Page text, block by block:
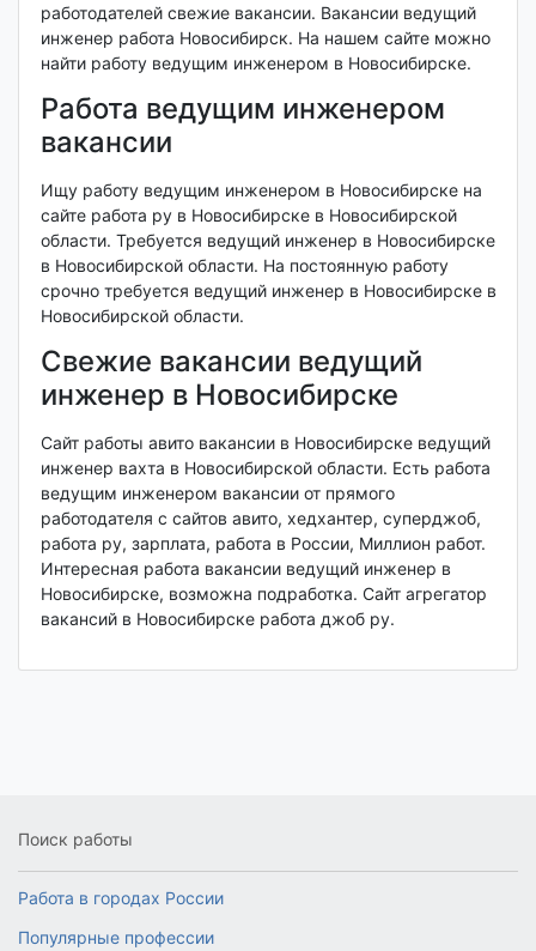
работодателей свежие вакансии. Вакансии ведущий
инженер работа Новосибирск. На нашем сайте можно
найти работу ведущим инженером в Новосибирске.
Работа ведущим инженером
вакансии
Ищу работу ведущим инженером в Новосибирске на
сайте работа ру в Новосибирске в Новосибирской
области. Требуется ведущий инженер в Новосибирске
в Новосибирской области. На постоянную работу
срочно требуется ведущий инженер в Новосибирске в
Новосибирской области.
Свежие вакансии ведущий
инженер в Новосибирске
Сайт работы авито вакансии в Новосибирске ведущий
инженер вахта в Новосибирской области. Есть работа
ведущим инженером вакансии от прямого
работодателя с сайтов авито, хедхантер, суперджоб,
работа ру, зарплата, работа в России, Миллион работ.
Интересная работа вакансии ведущий инженер в
Новосибирске, возможна подработка. Сайт агрегатор
вакансий в Новосибирске работа джоб ру.
Поиск работы
Работа в городах России
Популярные профессии